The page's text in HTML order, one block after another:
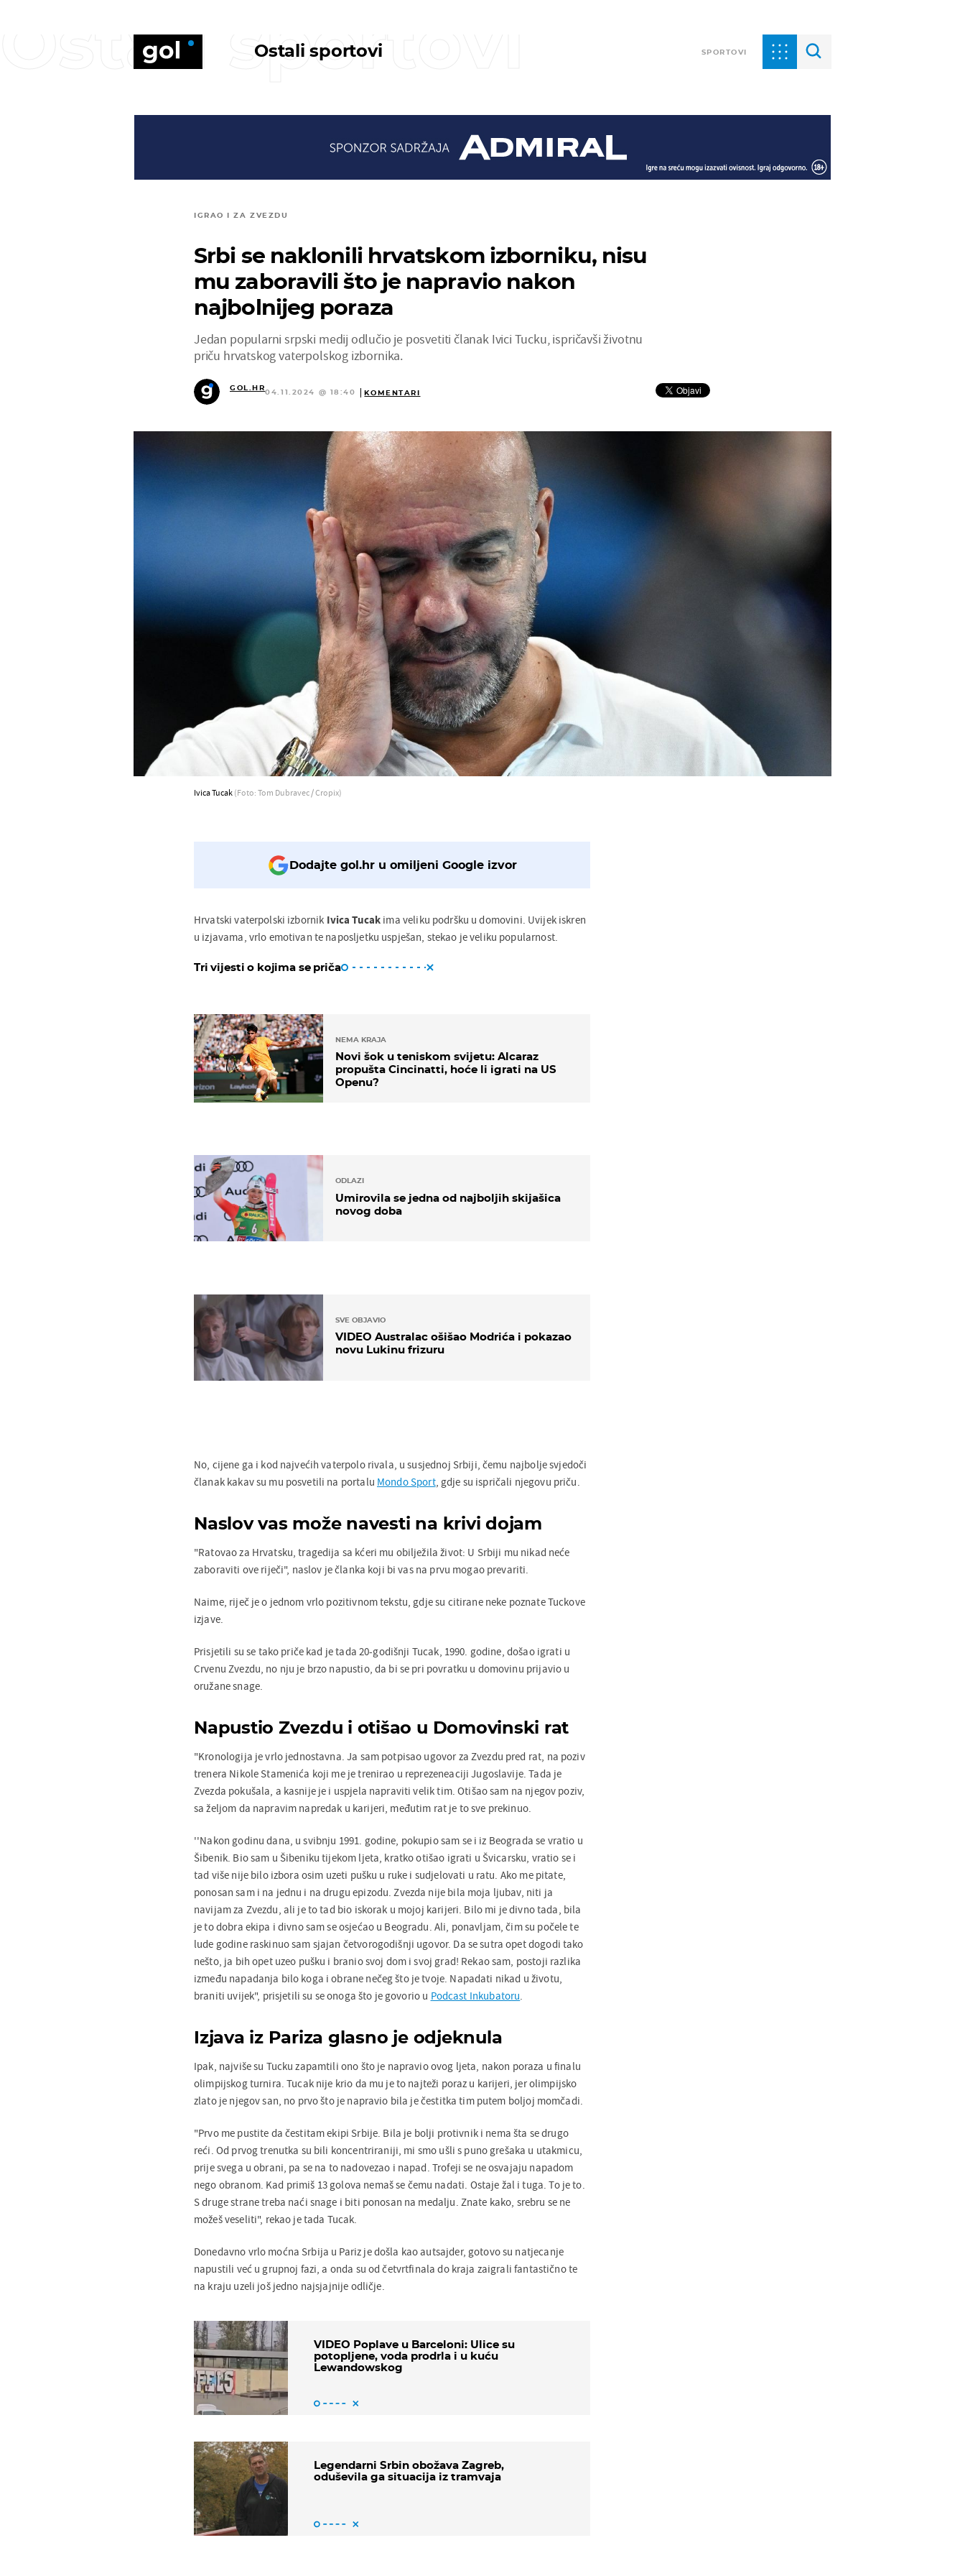
Ostali sportovi SPORTOVI
Ostali sportovi
IGRAO I ZA ZVEZDU
Srbi se naklonili hrvatskom izborniku, nisu
mu zaboravili što je napravio nakon
najbolnijeg poraza
Jedan popularni srpski medij odlučio je posvetiti članak Ivici Tucku, ispričavši životnu
priču hrvatskog vaterpolskog izbornika.
GOL.HR
04.11.2024 @ 18:40 KOMENTARI
Ivica Tucak (Foto: Tom Dubravec / Cropix)
Dodajte gol.hr u omiljeni Google izvor
Hrvatski vaterpolski izbornik Ivica Tucak ima veliku podršku u domovini. Uvijek iskren
u izjavama, vrlo emotivan te naposljetku uspješan, stekao je veliku popularnost.
Tri vijesti o kojima se priča
NEMA KRAJA
Novi šok u teniskom svijetu: Alcaraz
propušta Cincinatti, hoće li igrati na US
Openu?
ODLAZI
Umirovila se jedna od najboljih skijašica
novog doba
SVE OBJAVIO
VIDEO Australac ošišao Modrića i pokazao
novu Lukinu frizuru
No, cijene ga i kod najvećih vaterpolo rivala, u susjednoj Srbiji, čemu najbolje svjedoči
članak kakav su mu posvetili na portalu Mondo Sport, gdje su ispričali njegovu priču.
Naslov vas može navesti na krivi dojam
"Ratovao za Hrvatsku, tragedija sa kćeri mu obilježila život: U Srbiji mu nikad neće
zaboraviti ove riječi", naslov je članka koji bi vas na prvu mogao prevariti.
Naime, riječ je o jednom vrlo pozitivnom tekstu, gdje su citirane neke poznate Tuckove
izjave.
Prisjetili su se tako priče kad je tada 20-godišnji Tucak, 1990. godine, došao igrati u
Crvenu Zvezdu, no nju je brzo napustio, da bi se pri povratku u domovinu prijavio u
oružane snage.
Napustio Zvezdu i otišao u Domovinski rat
"Kronologija je vrlo jednostavna. Ja sam potpisao ugovor za Zvezdu pred rat, na poziv
trenera Nikole Stamenića koji me je trenirao u reprezeneaciji Jugoslavije. Tada je
Zvezda pokušala, a kasnije je i uspjela napraviti velik tim. Otišao sam na njegov poziv,
sa željom da napravim napredak u karijeri, međutim rat je to sve prekinuo.
''Nakon godinu dana, u svibnju 1991. godine, pokupio sam se i iz Beograda se vratio u
Šibenik. Bio sam u Šibeniku tijekom ljeta, kratko otišao igrati u Švicarsku, vratio se i
tad više nije bilo izbora osim uzeti pušku u ruke i sudjelovati u ratu. Ako me pitate,
ponosan sam i na jednu i na drugu epizodu. Zvezda nije bila moja ljubav, niti ja
navijam za Zvezdu, ali je to tad bio iskorak u mojoj karijeri. Bilo mi je divno tada, bila
je to dobra ekipa i divno sam se osjećao u Beogradu. Ali, ponavljam, čim su počele te
lude godine raskinuo sam sjajan četvorogodišnji ugovor. Da se sutra opet dogodi tako
nešto, ja bih opet uzeo pušku i branio svoj dom i svoj grad! Rekao sam, postoji razlika
između napadanja bilo koga i obrane nečeg što je tvoje. Napadati nikad u životu,
braniti uvijek", prisjetili su se onoga što je govorio u Podcast Inkubatoru.
Izjava iz Pariza glasno je odjeknula
Ipak, najviše su Tucku zapamtili ono što je napravio ovog ljeta, nakon poraza u finalu
olimpijskog turnira. Tucak nije krio da mu je to najteži poraz u karijeri, jer olimpijsko
zlato je njegov san, no prvo što je napravio bila je čestitka tim putem boljoj momčadi.
"Prvo me pustite da čestitam ekipi Srbije. Bila je bolji protivnik i nema šta se drugo
reći. Od prvog trenutka su bili koncentriraniji, mi smo ušli s puno grešaka u utakmicu,
prije svega u obrani, pa se na to nadovezao i napad. Trofeji se ne osvajaju napadom
nego obranom. Kad primiš 13 golova nemaš se čemu nadati. Ostaje žal i tuga. To je to.
S druge strane treba naći snage i biti ponosan na medalju. Znate kako, srebru se ne
možeš veseliti", rekao je tada Tucak.
Donedavno vrlo moćna Srbija u Pariz je došla kao autsajder, gotovo su natjecanje
napustili već u grupnoj fazi, a onda su od četvrtfinala do kraja zaigrali fantastično te
na kraju uzeli još jedno najsjajnije odličje.
VIDEO Poplave u Barceloni: Ulice su
potopljene, voda prodrla i u kuću
Lewandowskog
Legendarni Srbin obožava Zagreb,
oduševila ga situacija iz tramvaja